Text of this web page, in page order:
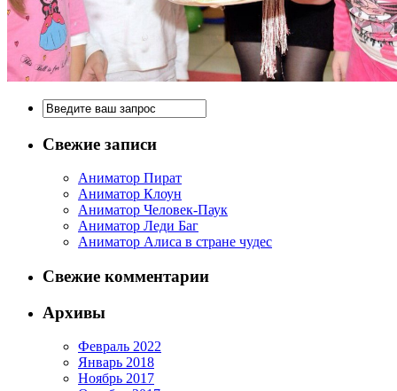
Свежие записи
Аниматор Пират
Аниматор Клоун
Аниматор Человек-Паук
Аниматор Леди Баг
Аниматор Алиса в стране чудес
Свежие комментарии
Архивы
Февраль 2022
Январь 2018
Ноябрь 2017